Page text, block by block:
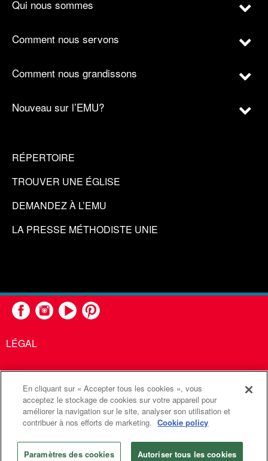
Qui nous sommes
Comment nous servons
Comment nous grandissons
Nouveau sur l’EMU?
RÉPERTOIRE
TROUVER UNE ÉGLISE
DEMANDEZ À L’EMU
LA PRESSE MÉTHODISTE UNIE
LÉGAL
United Methodist Communications est une agence de l'Église
Méthodiste Unie
Communications Méthodistes Unies. Tous droits
réservés
En cliquant sur « Accepter tous les cookies », vous
acceptez le stockage de cookies sur votre appareil pour
améliorer la navigation sur le site, analyser son utilisation et
contribuer à nos efforts de marketing. Cookie policy
Paramètres des cookies Autoriser tous les cookies